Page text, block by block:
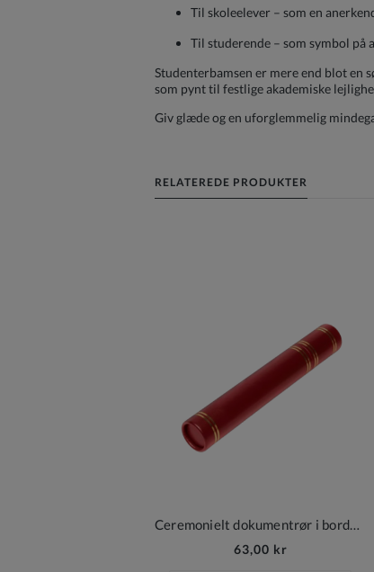
Til skoleelever – som en
Til studerende – som symbol på
Studenterbamsen er mere end blot en
som pynt til festlige akademiske
Giv glæde og en uforglemmelig
RELATEREDE PRODUKTER
Ceremonielt dokumentrør i bordeaux med gulddetaljer
63,00 kr